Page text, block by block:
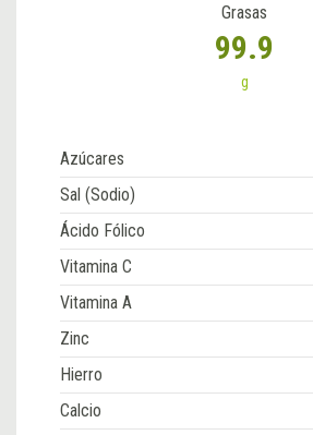
Grasas
99.9
g
Azúcares
Sal (Sodio)
Ácido Fólico
Vitamina C
Vitamina A
Zinc
Hierro
Calcio